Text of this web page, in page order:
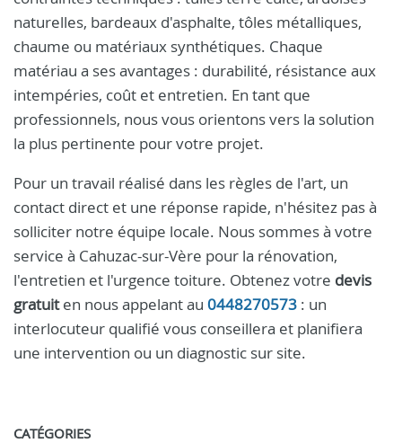
naturelles, bardeaux d'asphalte, tôles métalliques,
chaume ou matériaux synthétiques. Chaque
matériau a ses avantages : durabilité, résistance aux
intempéries, coût et entretien. En tant que
professionnels, nous vous orientons vers la solution
la plus pertinente pour votre projet.
Pour un travail réalisé dans les règles de l'art, un
contact direct et une réponse rapide, n'hésitez pas à
solliciter notre équipe locale. Nous sommes à votre
service à Cahuzac-sur-Vère pour la rénovation,
l'entretien et l'urgence toiture. Obtenez votre devis
gratuiten nous appelant au 0448270573 : un
interlocuteur qualifié vous conseillera et planifiera
une intervention ou un diagnostic sur site.
CATÉGORIES